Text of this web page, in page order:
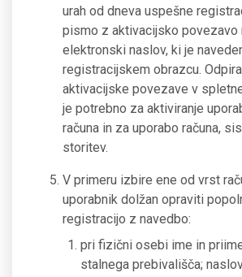
urah od dneva uspešne
pismo z aktivacijsko povezavo
elektronski naslov, ki je
registracijskem obrazcu.
aktivacijske povezave v
je potrebno za aktiviranje
računa in za uporabo računa,
storitev.
V primeru izbire ene od vrst
uporabnik dolžan opraviti
registracijo z navedbo:
pri fizični osebi ime in
stalnega prebivališča;